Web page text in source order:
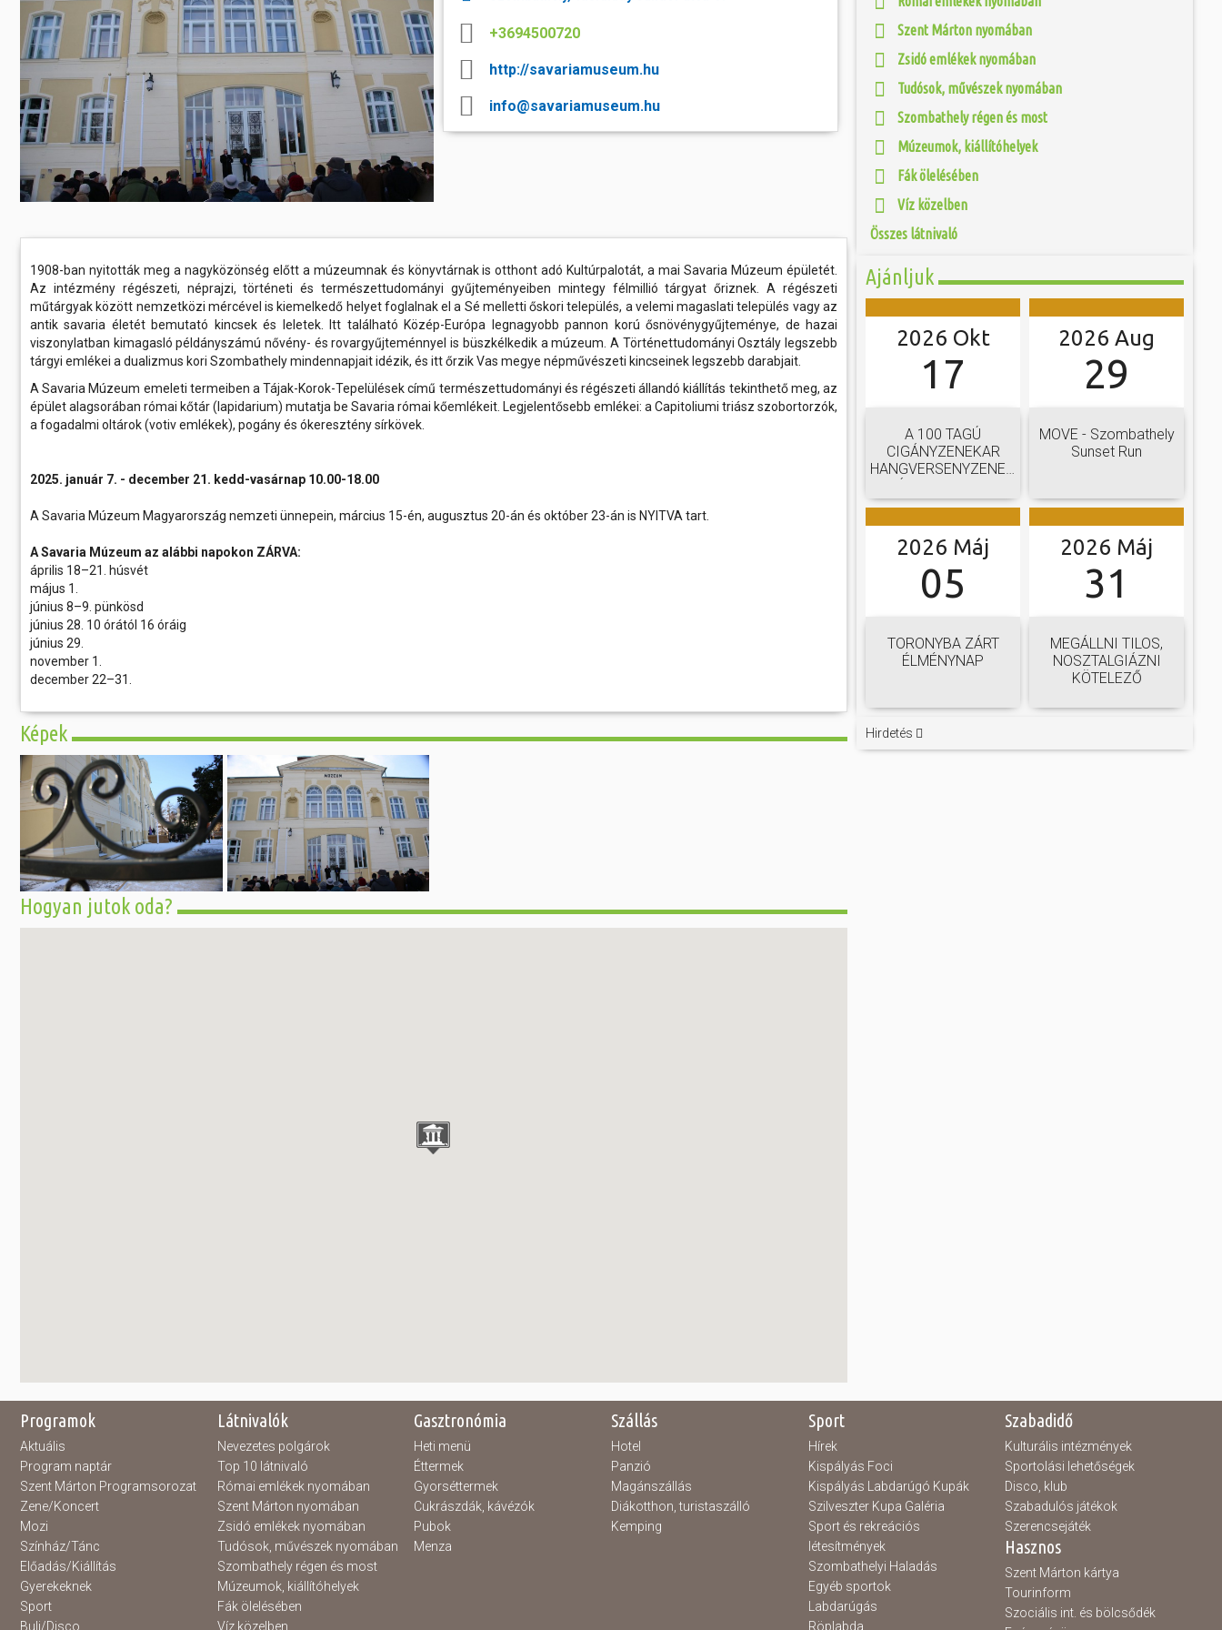
Gyerekeknek
Sport
Buli/Disco
Kiemelt rendezvények
Tanfolyam, képzés
Egyházi, vallási
Egyebek
Ünnepek,
megemlékezések
Megyei kitekintő
Tudósok, művészek
nyomában
Szombathely régen és
most
Múzeumok,
kiállítóhelyek
Fák ölelésében
kezdték el a tavak létesítését, amelyeket 1965-től
fákat telepítettek a környékre, és hála a gondozásnak,
mára a Csónakázó tó és környéke Szombathely egyik
legszebb részévé vált. Kikövezett sétányon
körbejárható...
Egyéb sportok
Labdarúgás
Röplabda
Szabadidősport
Ferencváros vendégeként léptünk pályára. A találkozó
első félidejében csapatunk fegyelmezett játékkal és
gyors támadásokkal igyekezett tartani a lépést a
tabella második helyén álló fővárosi együttessel....
Szent Márton nyomában
Zsidó emlékek nyomában
Tudósok, művészek nyomában
Szombathely régen és most
Múzeumok, kiállítóhelyek
Fák ölelésében
Víz közelben
Összes látnivaló
Ajánljuk
2026 Okt
17
A 100 TAGÚ
CIGÁNYZENEKAR
HANGVERSENYZENEKARI
2026 Aug
29
MOVE - Szombathely
Sunset Run
2026 Máj
05
TORONYBA ZÁRT
ÉLMÉNYNAP
2026 Máj
31
MEGÁLLNI TILOS,
NOSZTALGIÁZNI
KÖTELEZŐ
Hirdetés
+3694500720
http://savariamuseum.hu
info@savariamuseum.hu
1908-ban nyitották meg a nagyközönség előtt a múzeumnak és könyvtárnak is otthont adó Kultúrpalotát, a mai Savaria Múzeum épületét.
Az intézmény régészeti, néprajzi, történeti és természettudományi gyűjteményeiben mintegy félmillió tárgyat őriznek. A régészeti
műtárgyak között nemzetközi mércével is kiemelkedő helyet foglalnak el a Sé melletti őskori település, a velemi magaslati település vagy az
antik savaria életét bemutató kincsek és leletek. Itt található Közép-Európa legnagyobb pannon korú ősnövénygyűjteménye, de hazai
viszonylatban kimagasló példányszámú nővény- és rovargyűjteménnyel is büszkélkedik a múzeum. A Történettudományi Osztály legszebb
tárgyi emlékei a dualizmus kori Szombathely mindennapjait idézik, és itt őrzik Vas megye népművészeti kincseinek legszebb darabjait.
A Savaria Múzeum emeleti termeiben a Tájak-Korok-Tepelülések című természettudományi és régészeti állandó kiállítás tekinthető meg, az
épület alagsorában római kőtár (lapidarium) mutatja be Savaria római kőemlékeit. Legjelentősebb emlékei: a Capitoliumi triász szobortorzók,
a fogadalmi oltárok (votiv emlékek), pogány és ókeresztény sírkövek.
2025. január 7. - december 21. kedd-vasárnap 10.00-18.00
A Savaria Múzeum Magyarország nemzeti ünnepein, március 15-én, augusztus 20-án és október 23-án is NYITVA tart.
A Savaria Múzeum az alábbi napokon ZÁRVA:
április 18–21. húsvét
május 1.
június 8–9. pünkösd
június 28. 10 órától 16 óráig
június 29.
november 1.
december 22–31.
Képek
Hogyan jutok oda?
Programok
Aktuális
Program naptár
Szent Márton Programsorozat
Zene/Koncert
Mozi
Színház/Tánc
Előadás/Kiállítás
Gyerekeknek
Sport
Buli/Disco
Látnivalók
Nevezetes polgárok
Top 10 látnivaló
Római emlékek nyomában
Szent Márton nyomában
Zsidó emlékek nyomában
Tudósok, művészek nyomában
Szombathely régen és most
Múzeumok, kiállítóhelyek
Fák ölelésében
Víz közelben
Gasztronómia
Heti menü
Éttermek
Gyorséttermek
Cukrászdák, kávézók
Pubok
Menza
Szállás
Hotel
Panzió
Magánszállás
Diákotthon, turistaszálló
Kemping
Sport
Hírek
Kispályás Foci
Kispályás Labdarúgó Kupák
Szilveszter Kupa Galéria
Sport és rekreációs
létesítmények
Szombathelyi Haladás
Egyéb sportok
Labdarúgás
Röplabda
Szabadidő
Kulturális intézmények
Sportolási lehetőségek
Disco, klub
Szabadulós játékok
Szerencsejáték
Hasznos
Szent Márton kártya
Tourinform
Szociális int. és bölcsődék